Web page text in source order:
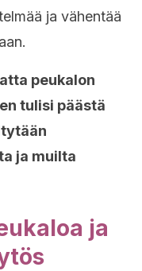
ja vähentää
peukalon
tulisi päästä
ja muilta
ja